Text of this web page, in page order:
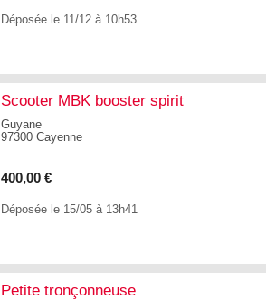
Déposée le 11/12 à 10h53
Scooter MBK booster spirit
Guyane
97300 Cayenne
400,00 €
Déposée le 15/05 à 13h41
Petite tronçonneuse